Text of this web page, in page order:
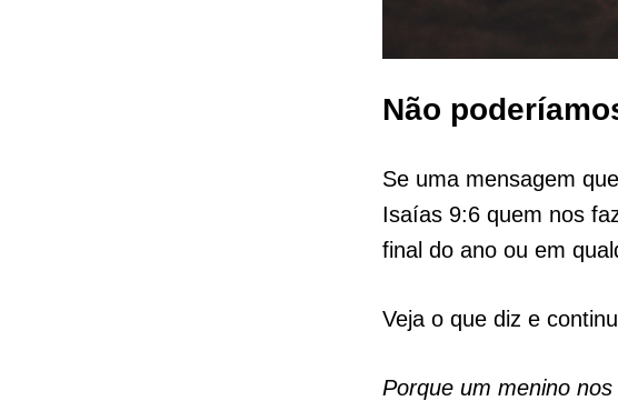
Não
Se uma mensagem
Isaías 9:6 quem nos
final do ano ou em
Veja o que diz e
Porque um menino